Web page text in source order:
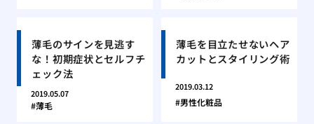
薄毛のサインを見逃す
な！初期症状とセルフチ
ェック法
2019.05.07
薄毛
薄毛を目立たせないヘア
カットとスタイリング術
2019.03.12
男性化粧品